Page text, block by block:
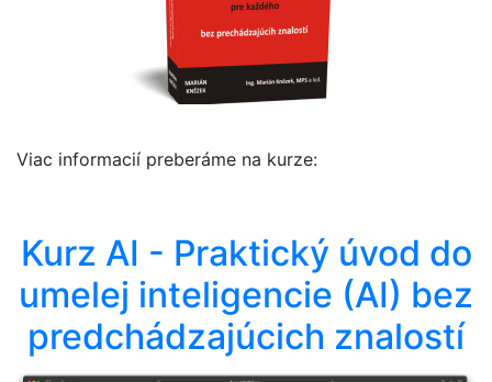
Viac informacií preberáme na kurze:
Kurz AI - Praktický úvod do
umelej inteligencie (AI) bez
predchádzajúcich znalostí